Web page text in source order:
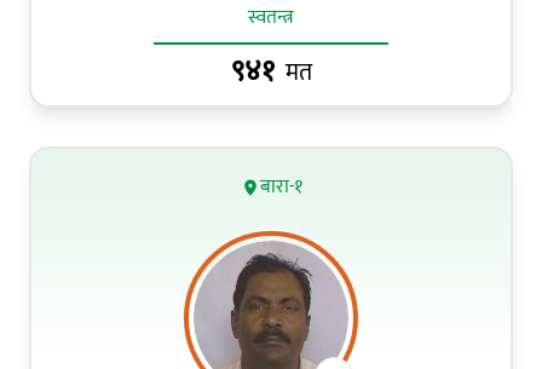
स्वतन्त्र
९४१ मत
बारा-१